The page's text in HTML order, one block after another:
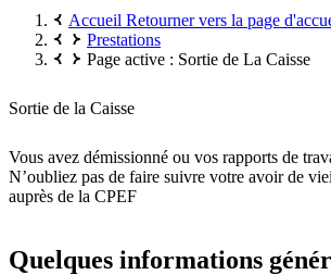
Accueil Retourner vers la page
Prestations
Page active : Sortie de La Caisse
Sortie de la Caisse
Vous avez démissionné ou vos rapports de
N’oubliez pas de faire suivre votre avoir de
auprès de la CPEF
Quelques informations